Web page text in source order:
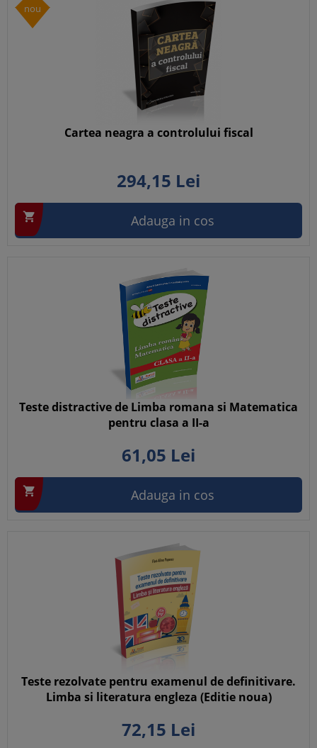
nou
Cartea neagra a controlului fiscal
294,15 Lei
 Adauga in cos
Teste distractive de Limba romana si Matematica
pentru clasa a II-a
61,05 Lei
 Adauga in cos
Teste rezolvate pentru examenul de definitivare.
Limba si literatura engleza (Editie noua)
72,15 Lei